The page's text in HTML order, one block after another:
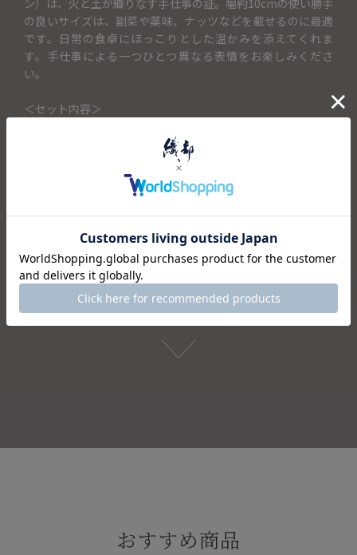
の良いサイズは、副菜や薬味、ナッツなどを載せるのに最適
です。日常の食卓にほっこりとした温かみを添えてくれま
す。手仕事による一つひとつ異なる表情をお楽しみくださ
い。
＜セット内容＞
仕様
注意事項
おすすめ商品